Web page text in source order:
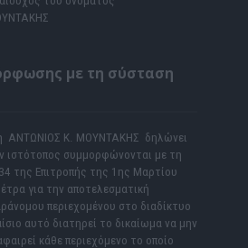
με τη σύσταση
ΑΝΤΩΝΙΟΣ Κ. ΜΟΥΝΤΑΚΗΣ δηλώνει
ιστότοπος συμμορφώνονται με τη
της Επιτροπής της 1ης Μαρτίου
για την αποτελεσματική
περιεχομένου στο διαδίκτυο
αυτό διατηρεί το δικαίωμα να μην
κάθε περιεχόμενο το οποίο